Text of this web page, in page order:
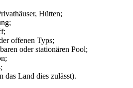
Hütten;
offenen Typs;
oder stationären Pool;
das Land dies zulässt).